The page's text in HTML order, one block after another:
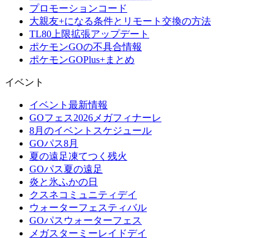
プロモーションコード
大親友+になる条件とリモート交換の方法
TL80上限拡張アップデート
ポケモンGOの不具合情報
ポケモンGOPlus+まとめ
イベント
イベント最新情報
GOフェス2026メガフィナーレ
8月のイベントスケジュール
GOパス8月
夏の遠足凍てつく残火
GOパス夏の遠足
炎と氷ふかの日
クスネコミュニティデイ
ウォーターフェスティバル
GOパスウォーターフェス
メガスターミーレイドデイ